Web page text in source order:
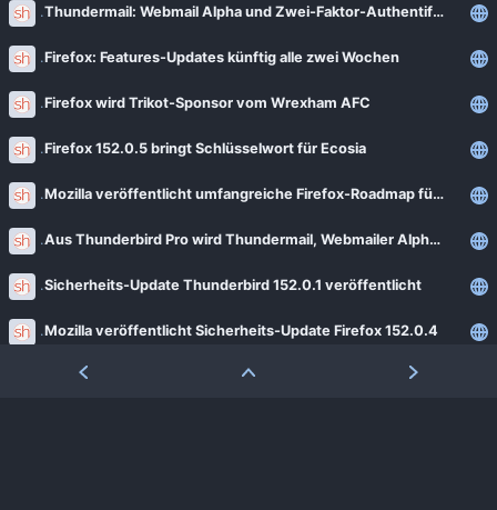
Thundermail: Webmail Alpha und Zwei-Faktor-Authentifizierung sind da
Firefox: Features-Updates künftig alle zwei Wochen
Firefox wird Trikot-Sponsor vom Wrexham AFC
Firefox 152.0.5 bringt Schlüsselwort für Ecosia
Mozilla veröffentlicht umfangreiche Firefox-Roadmap für alle Plattformen
Aus Thunderbird Pro wird Thundermail, Webmailer Alpha in diesem Monat
Sicherheits-Update Thunderbird 152.0.1 veröffentlicht
Mozilla veröffentlicht Sicherheits-Update Firefox 152.0.4
New Tab Override 18.0 veröffentlicht